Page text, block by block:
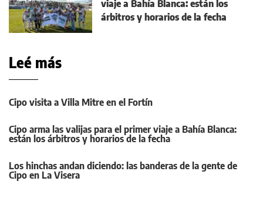
viaje a Bahía Blanca: están los
árbitros y horarios de la fecha
Leé más
Cipo visita a Villa Mitre en el Fortín
Cipo arma las valijas para el primer viaje a Bahía Blanca:
están los árbitros y horarios de la fecha
Los hinchas andan diciendo: las banderas de la gente de
Cipo en La Visera